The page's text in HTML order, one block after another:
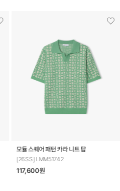
모듈 스퀘어 패턴 카라 니트 탑
[26SS] LMM51742
117,600원